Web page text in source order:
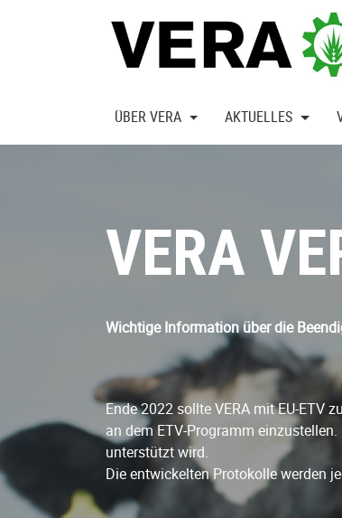
ÜBER VERA AKTUELLES
VERA
Wichtige Information über die
Ende 2022 sollte VERA mit EU-ETV
an dem ETV-Programm
unterstützt wird.
Die entwickelten Protokolle werden